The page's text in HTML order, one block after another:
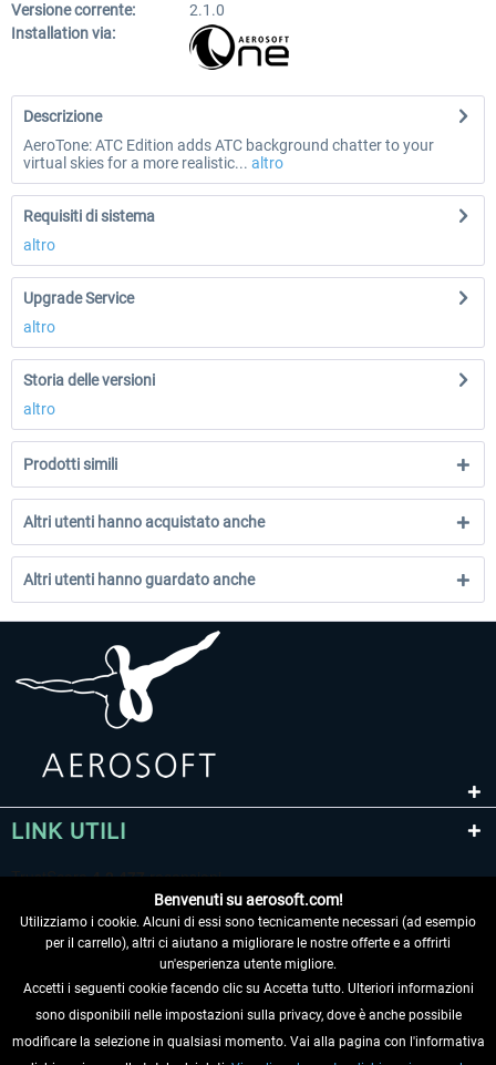
Versione corrente:
2.1.0
Installation via:
Descrizione
AeroTone: ATC Edition adds ATC background chatter to your
virtual skies for a more realistic... altro
Requisiti di sistema
altro
Upgrade Service
altro
Storia delle versioni
altro
Prodotti simili
Altri utenti hanno acquistato anche
Altri utenti hanno guardato anche
LINK UTILI
RECEDERE DAL CONTRATTO
Benvenuti su aerosoft.com!
Utilizziamo i cookie. Alcuni di essi sono tecnicamente necessari (ad esempio
per il carrello), altri ci aiutano a migliorare le nostre offerte e a offrirti
un'esperienza utente migliore.
Accetti i seguenti cookie facendo clic su Accetta tutto. Ulteriori informazioni
sono disponibili nelle impostazioni sulla privacy, dove è anche possibile
modificare la selezione in qualsiasi momento. Vai alla pagina con l'informativa